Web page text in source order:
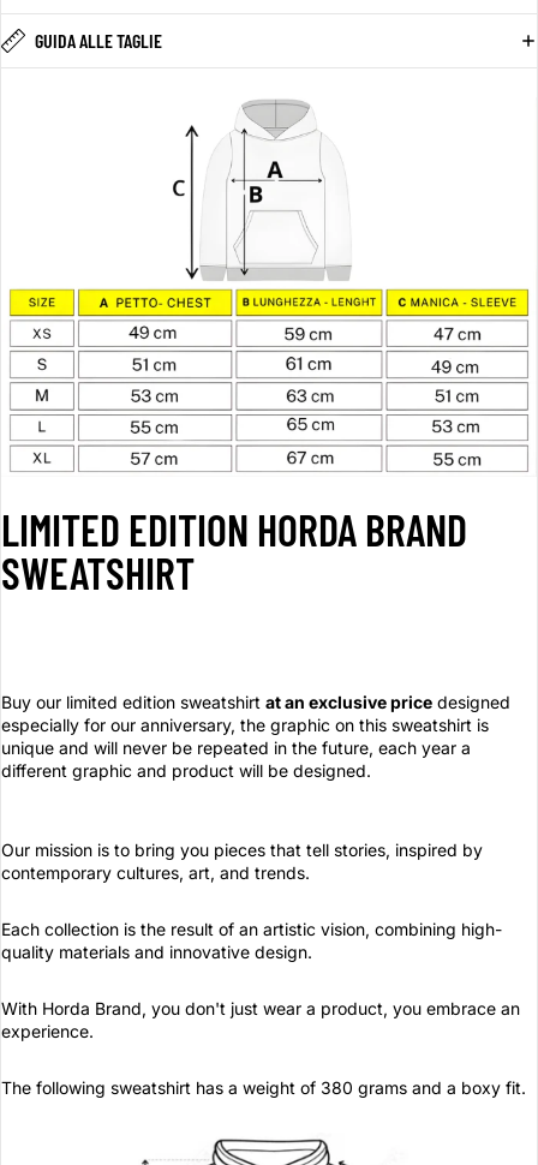
GUIDA ALLE TAGLIE
LIMITED EDITION HORDA BRAND
SWEATSHIRT
Buy our limited edition sweatshirt at an exclusive price designed
especially for our anniversary, the graphic on this sweatshirt is
unique and will never be repeated in the future, each year a
different graphic and product will be designed.
Our mission is to bring you pieces that tell stories, inspired by
contemporary cultures, art, and trends.
Each collection is the result of an artistic vision, combining high-
quality materials and innovative design.
With Horda Brand, you don't just wear a product, you embrace an
experience.
The following sweatshirt has a weight of 380 grams and a boxy fit.